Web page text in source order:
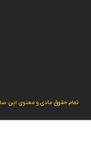
تمام حقوق مادی و معنوی این